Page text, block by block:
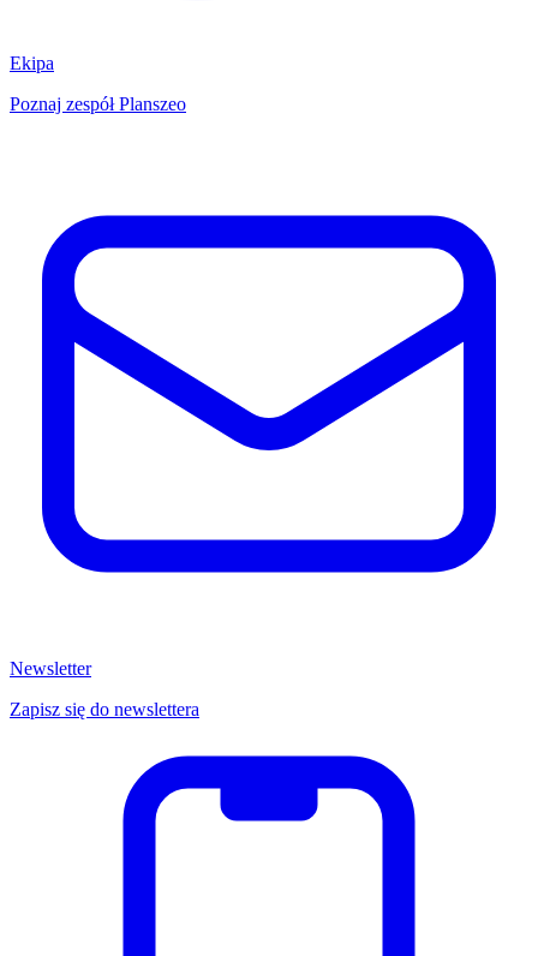
Ekipa
Poznaj zespół Planszeo
Newsletter
Zapisz się do newslettera